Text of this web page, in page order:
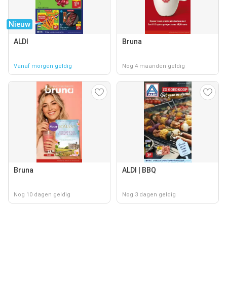
Nieuw
ALDI
Vanaf morgen geldig
Bruna
Nog 4 maanden geldig
Bruna
Nog 10 dagen geldig
ALDI | BBQ
Nog 3 dagen geldig